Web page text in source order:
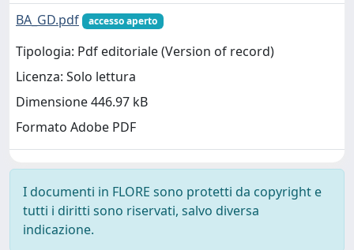
BA_GD.pdf
accesso aperto
Tipologia: Pdf editoriale (Version of record)
Licenza: Solo lettura
Dimensione 446.97 kB
Formato Adobe PDF
I documenti in FLORE sono protetti da copyright e
tutti i diritti sono riservati, salvo diversa
indicazione.